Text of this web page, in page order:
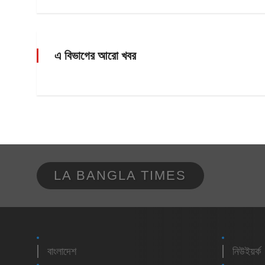
এ বিভাগের আরো খবর
LA BANGLA TIMES
বাংলাদেশ নিউইয়র্ক